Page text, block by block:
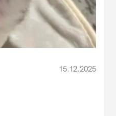
15.12.2025